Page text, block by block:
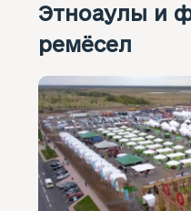
Этноаулы и
ремёсел